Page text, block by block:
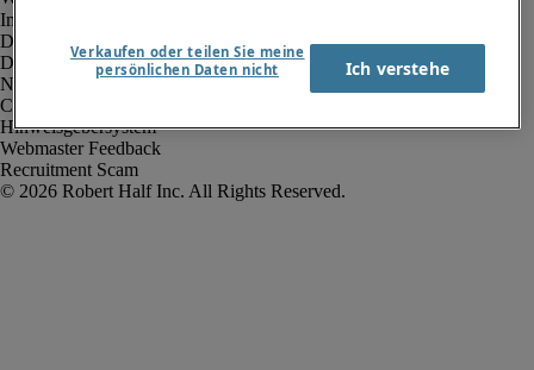
Impressum
Datenschutz
Datenschutz Arbeitnehmer/Zeitarbeitskräfte
Nutzungsbedingungen
Cookies
Hinweisgebersystem
Webmaster Feedback
Recruitment Scam
Verkaufen oder teilen Sie meine
persönlichen Daten nicht
Ich verstehe